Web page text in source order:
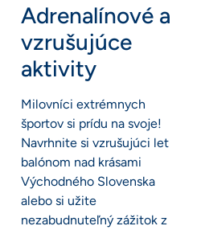
Adrenalínové a
vzrušujúce
aktivity
Milovníci extrémnych
športov si prídu na svoje!
Navrhnite si vzrušujúci let
balónom nad krásami
Východného Slovenska
alebo si užite
nezabudnuteľný zážitok z